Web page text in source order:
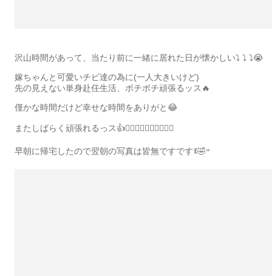
沢山時間があって、当たり前に一緒に居れた日が懐かしい⤵︎ ⤵︎ ⤵︎😭
嫁ちゃんと可愛いチビ達の為に(一人大きいけど)
先の見えない単身赴任生活、ボチボチ頑張るッス🔥
僅かな時間だけど幸せな時間をありがと😂
またしばらく頑張れるっス👍👍🏻👍🏼👍🏽👍🏾👍🏿
早朝に帰宅したので翌朝の写真は皆無ですですꉂ🤣𐤔